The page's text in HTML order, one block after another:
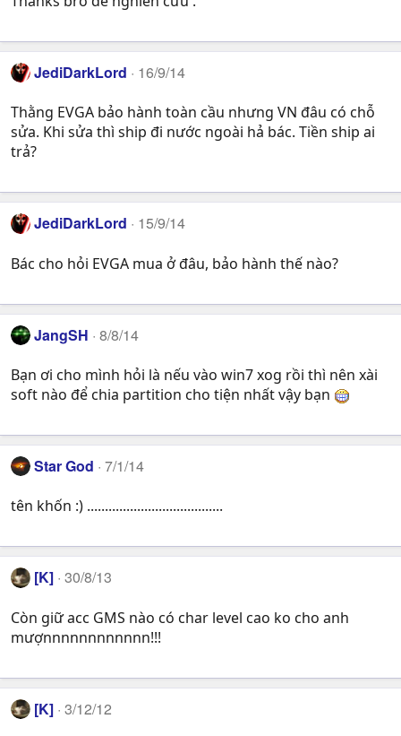
JediDarkLord 16/9/14
Thằng EVGA bảo hành toàn cầu nhưng VN đâu có chỗ
sửa. Khi sửa thì ship đi nước ngoài hả bác. Tiền ship ai
trả?
JediDarkLord 15/9/14
Bác cho hỏi EVGA mua ở đâu, bảo hành thế nào?
JangSH 8/8/14
Bạn ơi cho mình hỏi là nếu vào win7 xog rồi thì nên xài
soft nào để chia partition cho tiện nhất vậy bạn
Star God 7/1/14
tên khốn :) ......................................
[K] 30/8/13
Còn giữ acc GMS nào có char level cao ko cho anh
mượnnnnnnnnnnnn!!!
[K] 3/12/12